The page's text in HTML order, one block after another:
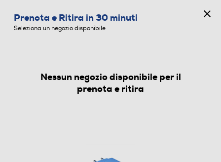
CARICABATTERIE
Prenota e Ritira in 30 minuti
Seleziona un negozio disponibile
Nessun negozio disponibile per il
prenota e ritira